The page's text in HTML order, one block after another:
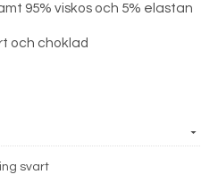
95% viskos och 5% elastan
och choklad
svart